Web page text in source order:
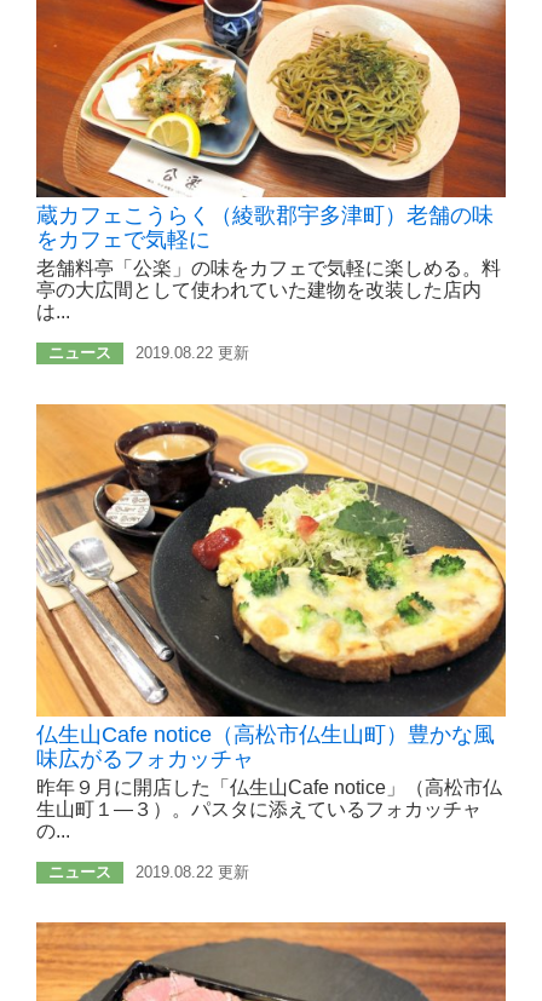
蔵カフェこうらく（綾歌郡宇多津町）老舗の味
をカフェで気軽に
老舗料亭「公楽」の味をカフェで気軽に楽しめる。料
亭の大広間として使われていた建物を改装した店内
は...
ニュース 2019.08.22 更新
仏生山Cafe notice（高松市仏生山町）豊かな風
味広がるフォカッチャ
昨年９月に開店した「仏生山Cafe notice」（高松市仏
生山町１―３）。パスタに添えているフォカッチャ
の...
ニュース 2019.08.22 更新